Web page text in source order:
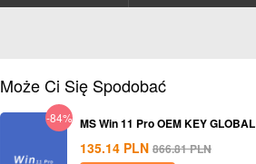
Może Ci Się Spodobać
-84% MS Win 11 Pro OEM KEY GLOBAL
135.14 PLN 866.81PLN